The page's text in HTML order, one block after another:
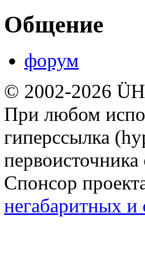
Общение
форум
© 2002-2026
При любом
гиперссылка
первоисточника
Спонсор
негабаритных и